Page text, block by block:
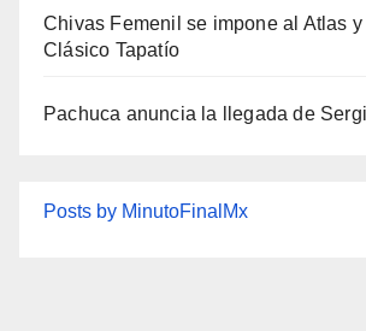
Chivas Femenil se impone al Atlas y
Clásico Tapatío
Pachuca anuncia la llegada de
Posts by MinutoFinalMx